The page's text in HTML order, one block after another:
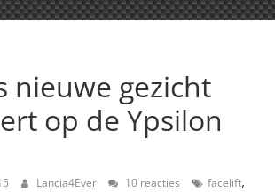
nieuwe gezicht
op de Ypsilon
Lancia4Ever 10 reacties facelift,